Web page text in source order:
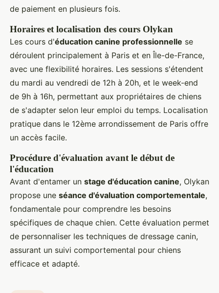
de paiement en plusieurs fois.
Horaires et localisation des cours Olykan
Les cours d'éducation canine professionnelle se
déroulent principalement à Paris et en Île-de-France,
avec une flexibilité horaires. Les sessions s'étendent
du mardi au vendredi de 12h à 20h, et le week-end
de 9h à 16h, permettant aux propriétaires de chiens
de s'adapter selon leur emploi du temps. Localisation
pratique dans le 12ème arrondissement de Paris offre
un accès facile.
Procédure d'évaluation avant le début de
l'éducation
Avant d'entamer un stage d'éducation canine, Olykan
propose une séance d'évaluation comportementale,
fondamentale pour comprendre les besoins
spécifiques de chaque chien. Cette évaluation permet
de personnaliser les techniques de dressage canin,
assurant un suivi comportemental pour chiens
efficace et adapté.